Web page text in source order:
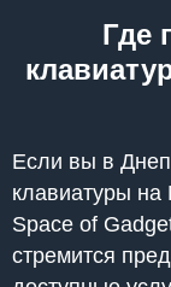
Где
Если вы в
клавиатуры
Space of
стремится